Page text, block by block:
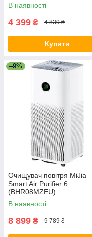
В наявності
4 399 ₴ 4 839 ₴
Купити
–9%
Очищувач повітря MiJia
Smart Air Purifier 6
(BHR08MZEU)
В наявності
8 899 ₴ 9 789 ₴